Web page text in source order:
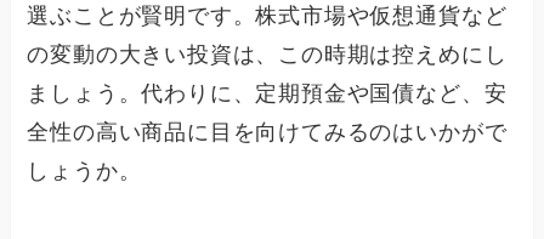
選ぶことが賢明です。株式市場や仮想通貨など
の変動の大きい投資は、この時期は控えめにし
ましょう。代わりに、定期預金や国債など、安
全性の高い商品に目を向けてみるのはいかがで
しょうか。